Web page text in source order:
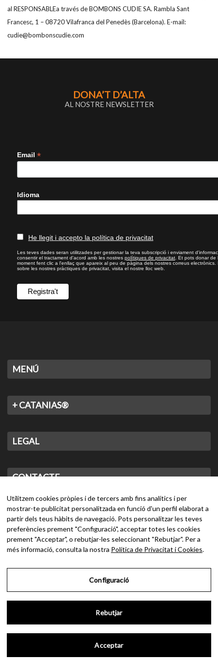
al RESPONSABLEa través de BOMBONS CUDIE SA. Rambla Sant
Francesc, 1 – 08720 Vilafranca del Penedès (Barcelona). E-mail:
cudie@bombonscudie.com
DONA’T D’ALTA
AL NOSTRE NEWSLETTER
Email *
Idioma
He llegit i accepto la política de privacitat
Les teves dades seran utilitzades per gestionar la teva subscripció i enviament
consentir el tractament d'acord amb les nostres polítiques de privacitat . Et pots donar
moment fent clic a l'enllaç que apareix al peu de pàgina dels nostres correus electrònics.
sobre les nostres pràctiques de privacitat, visita el nostre lloc web.
MENÚ
+ CATANIAS®
LEGAL
CONTACTE
© Bombons Cudié
Utilitzem cookies pròpies i de tercers amb fins analítics i per
mostrar-te publicitat personalitzada en funció d'un perfil elaborat a
partir dels teus hàbits de navegació. Pots personalitzar les teves
preferències prement "Configuració", acceptar totes les cookies
prement "Acceptar", o rebutjar-les seleccionant "Rebutjar". Per a
més informació, consulta la nostra Política de Privacitat i Cookies.
Configuració
Rebutjar
Acceptar